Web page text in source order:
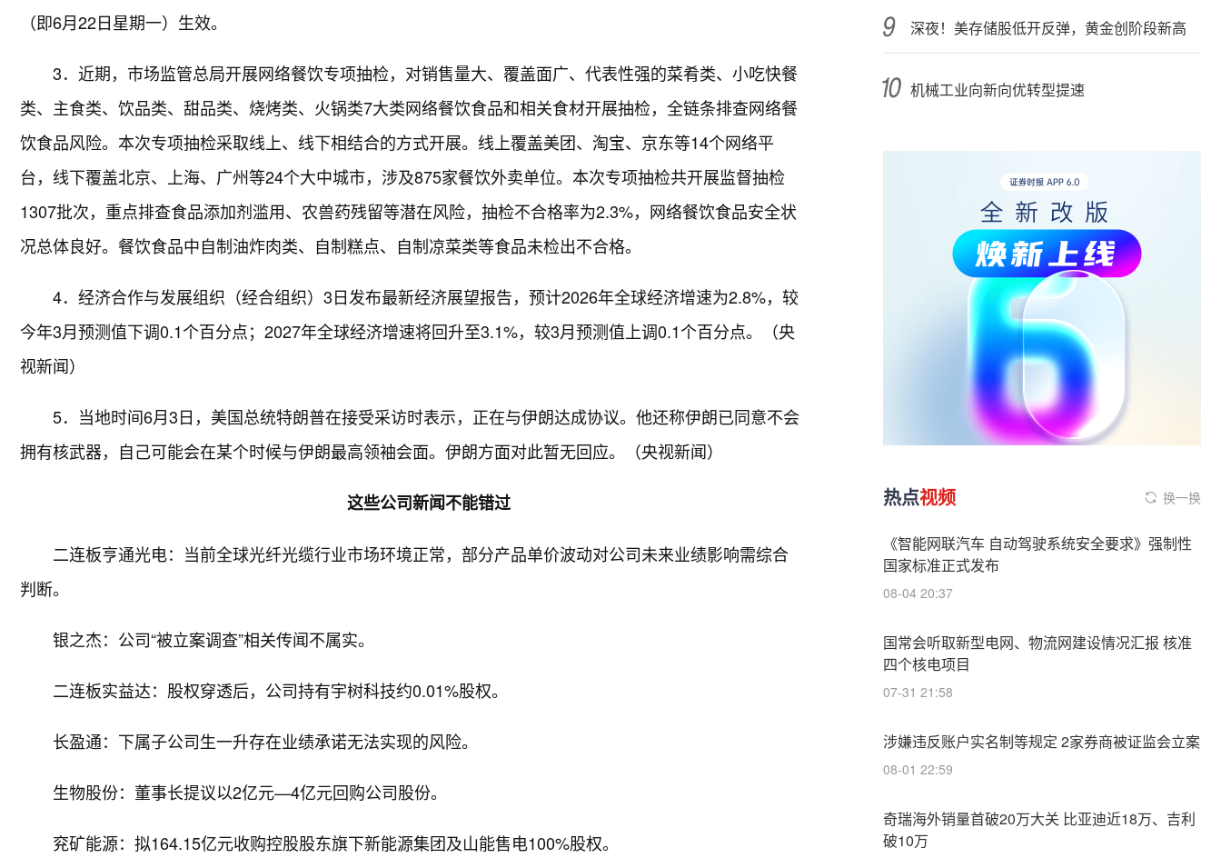
（即6月22日星期一）生效。
3．近期，市场监管总局开展网络餐饮专项抽检，对销售量大、覆盖面广、代表性强的菜肴类、小吃快餐
类、主食类、饮品类、甜品类、烧烤类、火锅类7大类网络餐饮食品和相关食材开展抽检，全链条排查网络餐
饮食品风险。本次专项抽检采取线上、线下相结合的方式开展。线上覆盖美团、淘宝、京东等14个网络平
台，线下覆盖北京、上海、广州等24个大中城市，涉及875家餐饮外卖单位。本次专项抽检共开展监督抽检
1307批次，重点排查食品添加剂滥用、农兽药残留等潜在风险，抽检不合格率为2.3%，网络餐饮食品安全状
况总体良好。餐饮食品中自制油炸肉类、自制糕点、自制凉菜类等食品未检出不合格。
4．经济合作与发展组织（经合组织）3日发布最新经济展望报告，预计2026年全球经济增速为2.8%，较
今年3月预测值下调0.1个百分点；2027年全球经济增速将回升至3.1%，较3月预测值上调0.1个百分点。（央
视新闻）
5．当地时间6月3日，美国总统特朗普在接受采访时表示，正在与伊朗达成协议。他还称伊朗已同意不会
拥有核武器，自己可能会在某个时候与伊朗最高领袖会面。伊朗方面对此暂无回应。（央视新闻）
这些公司新闻不能错过
二连板亨通光电：当前全球光纤光缆行业市场环境正常，部分产品单价波动对公司未来业绩影响需综合
判断。
银之杰：公司“被立案调查”相关传闻不属实。
二连板实益达：股权穿透后，公司持有宇树科技约0.01%股权。
长盈通：下属子公司生一升存在业绩承诺无法实现的风险。
生物股份：董事长提议以2亿元—4亿元回购公司股份。
兖矿能源：拟164.15亿元收购控股股东旗下新能源集团及山能售电100%股权。
深夜！美存储股低开反弹，黄金创阶段新高
机械工业向新向优转型提速
热点视频 换一换
《智能网联汽车 自动驾驶系统安全要求》强制性
国家标准正式发布
08-04 20:37
国常会听取新型电网、物流网建设情况汇报 核准
四个核电项目
07-31 21:58
涉嫌违反账户实名制等规定 2家券商被证监会立案
08-01 22:59
奇瑞海外销量首破20万大关 比亚迪近18万、吉利
破10万